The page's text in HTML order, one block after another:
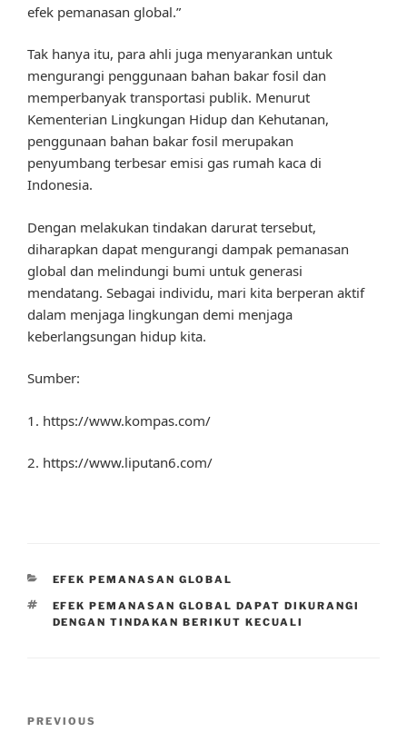
efek pemanasan global.”
Tak hanya itu, para ahli juga menyarankan untuk
mengurangi penggunaan bahan bakar fosil dan
memperbanyak transportasi publik. Menurut
Kementerian Lingkungan Hidup dan Kehutanan,
penggunaan bahan bakar fosil merupakan
penyumbang terbesar emisi gas rumah kaca di
Indonesia.
Dengan melakukan tindakan darurat tersebut,
diharapkan dapat mengurangi dampak pemanasan
global dan melindungi bumi untuk generasi
mendatang. Sebagai individu, mari kita berperan aktif
dalam menjaga lingkungan demi menjaga
keberlangsungan hidup kita.
Sumber:
1. https://www.kompas.com/
2. https://www.liputan6.com/
CATEGORIES
EFEK PEMANASAN GLOBAL
TAGS
EFEK PEMANASAN GLOBAL DAPAT DIKURANGI
DENGAN TINDAKAN BERIKUT KECUALI
Previous
PREVIOUS